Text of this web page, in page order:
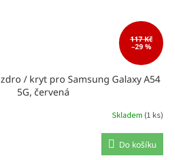
117 Kč
–29 %
/ kryt pro Samsung Galaxy A54
5G, červená
Skladem (1 ks)
Do košíku